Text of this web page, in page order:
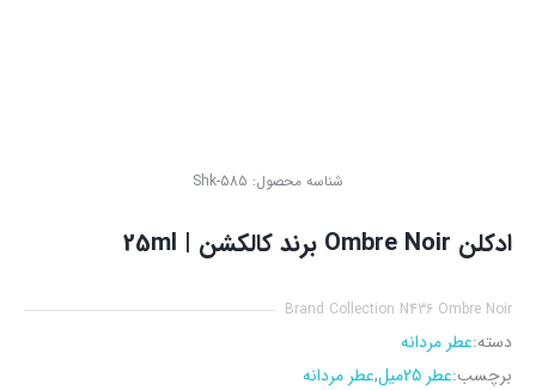
شناسه محصول: Shk-585
ادکلن Ombre Noir برند کالکشن | 25ml
Brand Collection N436 Ombre Noir
دسته:عطر مردانه
برچسب:عطر 25میل ,عطر مردانه